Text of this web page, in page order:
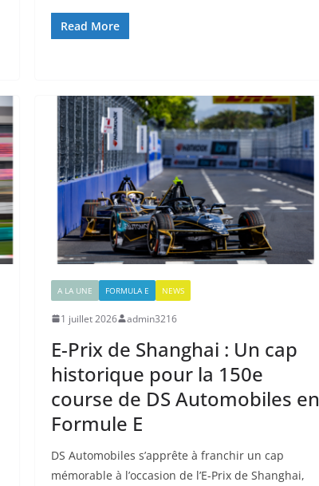
Read More
A LA UNE FORMULA E NEWS
1 juillet 2026 admin3216
E-Prix de Shanghai : Un cap
historique pour la 150e
course de DS Automobiles en
Formule E
DS Automobiles s’apprête à franchir un cap
mémorable à l’occasion de l’E-Prix de Shanghai,